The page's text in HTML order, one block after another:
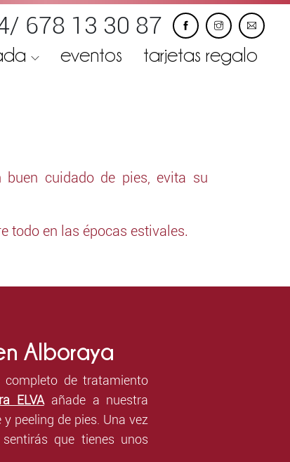
678 13 30 87
eventos tarjetas regalo
cuidado de pies, evita su
todo en las épocas estivales.
Alboraya
de tratamiento
ELVAañade a nuestra
y peeling de pies. Una vez
que tienes unos